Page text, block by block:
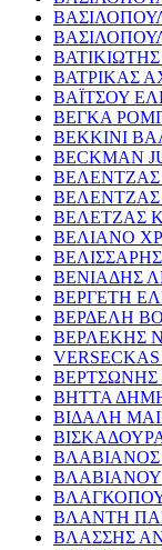
ΒΑΤΡΙΚΑΣ
ΒΑΪΤΣΟΥ
ΒΕΓΚΑ
ΒΕΚΚΙΝΙ
BECKMAN
ΒΕΛΕΤΖΑΣ
ΒΕΛΙΑΝΟ
ΒΕΝΙΑΔΗΣ
ΒΕΡΓΕΤΗ
ΒΕΡΔΕΛΗ
ΒΕΡΛΕΚΗΣ
ΒΕΡΤΣΩΝΗΣ
ΒΗΤΤΑ
ΒΙΔΑΛΗ
ΒΛΑΝΤΗ
ΒΛΑΣΣΗΣ